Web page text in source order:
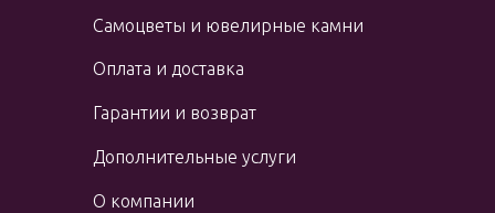
Самоцветы и ювелирные камни
Оплата и доставка
Гарантии и возврат
Дополнительные услуги
О компании